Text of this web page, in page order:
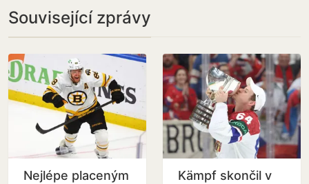
Související zprávy
Nejlépe placeným
Kämpf skončil v